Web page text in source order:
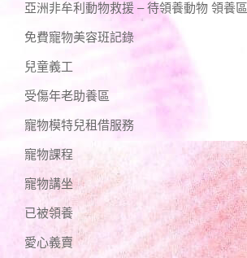
亞洲非牟利動物救援 – 待領養動物 領養區
免費寵物美容班記錄
兒童義工
受傷年老助養區
寵物模特兒租借服務
寵物課程
寵物講坐
已被領養
愛心義賣